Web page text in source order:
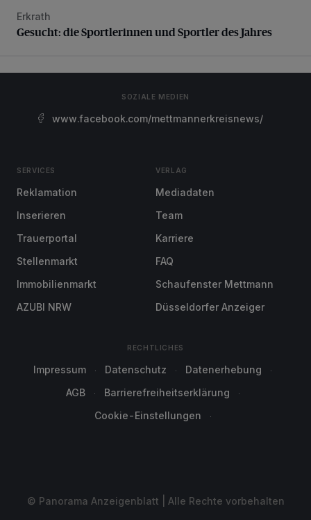
Gesucht: die Sportlerinnen und Sportler des Jahres
Erkrath
Gesucht: die Sportlerinnen und Sportler des Jahres
SOZIALE MEDIEN
www.facebook.com/mettmannerkreisnews/
SERVICES
Reklamation
Inserieren
Trauerportal
Stellenmarkt
Immobilienmarkt
AZUBI NRW
VERLAG
Mediadaten
Team
Karriere
FAQ
Schaufenster Mettmann
Düsseldorfer Anzeiger
RECHTLICHES
Impressum Datenschutz
Datenerhebung
AGB
Barrierefreiheitserklärung
Cookie-Einstellungen
© Panorama Anzeigenblatt | Alle Rechte vorbehalten